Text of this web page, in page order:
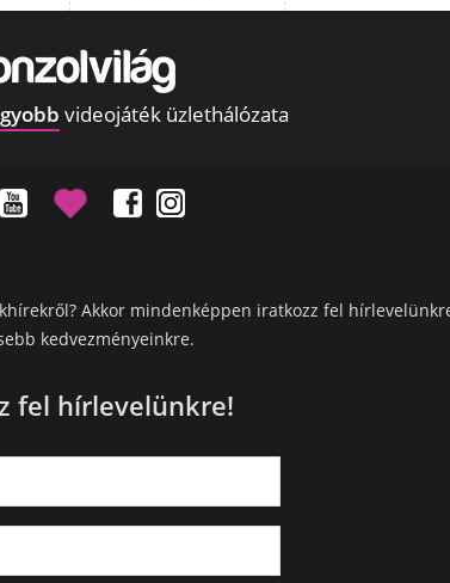
videojáték üzlethálózata
Akkor mindenképpen iratkozz fel
kedvezményeinkre.
fel hírlevelünkre!